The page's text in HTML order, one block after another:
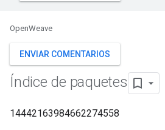
OpenWeave
ENVIAR COMENTARIOS
Índice de paquetes
14442163984662274558